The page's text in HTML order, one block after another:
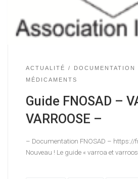
ACTUALITÉ DOCUMENTATION
MÉDICAMENTS
Guide FNOSAD –
VARROOSE –
– Documentation FNOSAD –
Nouveau ! Le guide « varroa et